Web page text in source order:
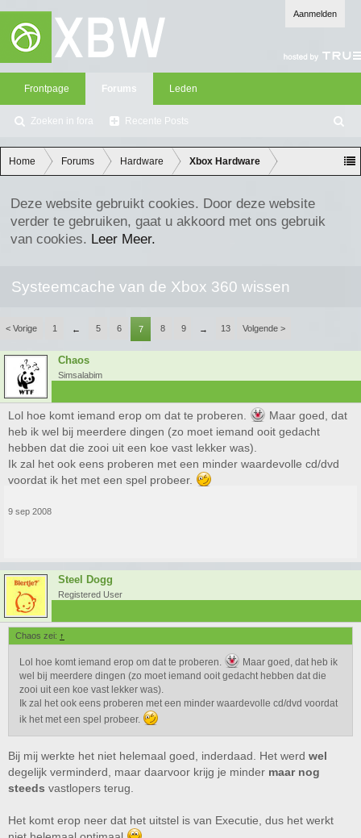
Aanmelden
Frontpage Forums
Zoeken in fora Recente Posts
Leden
oe
ke
n
Home Forums Hardware Xbox Hardware
Deze website gebruikt cookies. Door deze website
verder te gebruiken, gaat u akkoord met ons gebruik
van cookies. Leer Meer.
Systeemcache van de Xbox 360 wissen
< Vorige 1 ← 5 6 7 8 9 → 13 Volgende >
Chaos
Simsalabim
Lol hoe komt iemand erop om dat te proberen.
Maar goed, dat
heb ik wel bij meerdere dingen (zo moet iemand ooit gedacht
hebben dat die zooi uit een koe vast lekker was).
Ik zal het ook eens proberen met een minder waardevolle cd/dvd
voordat ik het met een spel probeer.
9 sep 2008
Steel Dogg
Registered User
Chaos zei: ↑
Lol hoe komt iemand erop om dat te proberen.
Maar goed, dat heb ik
wel bij meerdere dingen (zo moet iemand ooit gedacht hebben dat die
zooi uit een koe vast lekker was).
Ik zal het ook eens proberen met een minder waardevolle cd/dvd voordat
ik het met een spel probeer.
Bij mij werkte het niet helemaal goed, inderdaad. Het werd wel
degelijk verminderd, maar daarvoor krijg je minder maar nog
steeds vastlopers terug.
Het komt erop neer dat het uitstel is van Executie, dus het werkt